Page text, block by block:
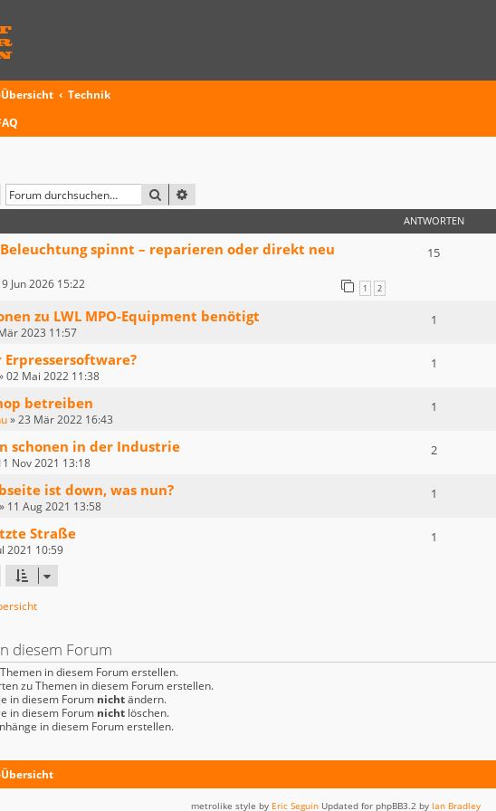
Technik
SUCHE
ANTWORTEN
spinnt – reparieren oder direkt neu
Jun 2026 15:22 1 2
15
zu LWL MPO-Equipment benötigt
2023 11:57
1
Erpressersoftware?
02 Mai 2022 11:38
1
betreiben
»23 Mär 2022 16:43
1
schonen in der Industrie
Nov 2021 13:18
2
ist down, was nun?
» 11 Aug 2021 13:58
1
Straße
2021 10:59
1
diesem Forum
in diesem Forum erstellen.
zu Themen in diesem Forum erstellen.
in diesem Forum nichtändern.
in diesem Forum nicht löschen.
in diesem Forum erstellen.
metrolike style by Eric Seguin Updated for phpBB3.2 by Ian Bradley